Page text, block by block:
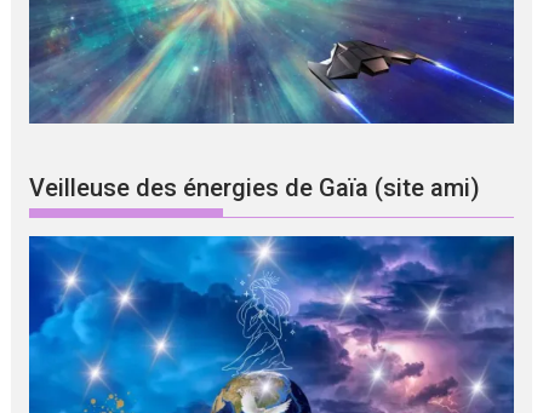
Veilleuse des énergies de Gaïa (site ami)